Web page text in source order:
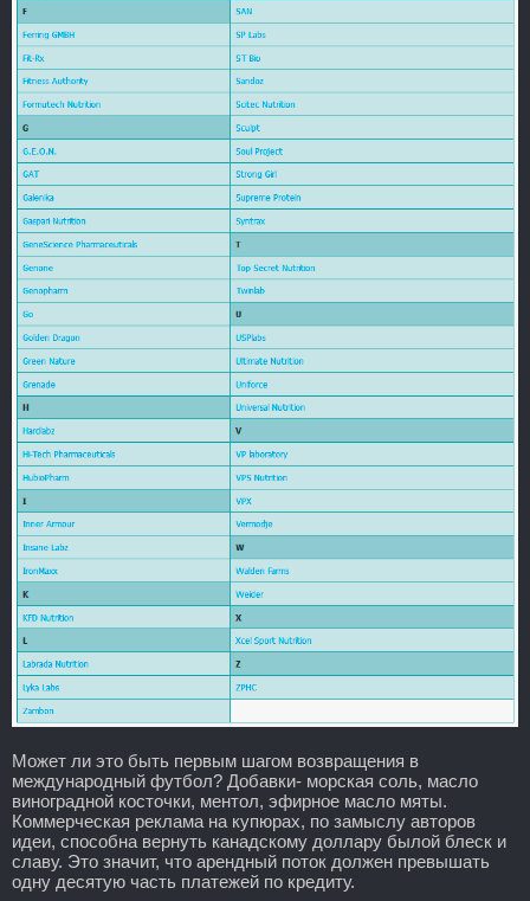
Может ли это быть первым шагом возвращения в
международный футбол? Добавки- морская соль, масло
виноградной косточки, ментол, эфирное масло мяты.
Коммерческая реклама на купюрах, по замыслу авторов
идеи, способна вернуть канадскому доллару былой блеск и
славу. Это значит, что арендный поток должен превышать
одну десятую часть платежей по кредиту.